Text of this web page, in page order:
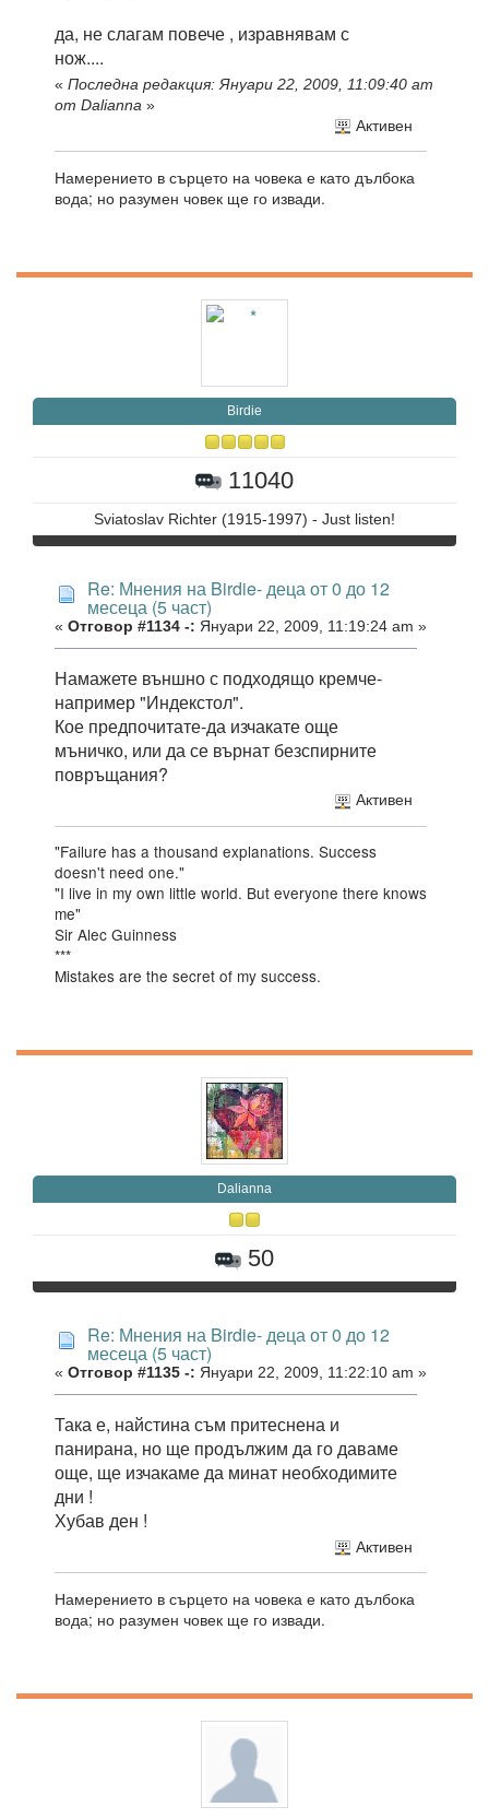
да, не слагам повече , изравнявам с
нож....
« Последна редакция: Януари 22, 2009, 11:09:40 am
от Daliаnna »
Активен
Намерението в сърцето на човека е като дълбока
вода; но разумен човек ще го извади.
Birdie
11040
Sviatoslav Richter (1915-1997) - Just listen!
Re: Мнения на Birdie- деца от 0 до 12
месеца (5 част)
« Отговор #1134 -: Януари 22, 2009, 11:19:24 am »
Намажете външно с подходящо кремче-
например "Индекстол".
Кое предпочитате-да изчакате още
мъничко, или да се върнат безспирните
повръщания?
Активен
"Failure has a thousand explanations. Success
doesn't need one."
"I live in my own little world. But everyone there knows
me"
Sir Alec Guinness
***
Mistakes are the secret of my success.
Daliаnna
50
Re: Мнения на Birdie- деца от 0 до 12
месеца (5 част)
« Отговор #1135 -: Януари 22, 2009, 11:22:10 am »
Така е, найстина съм притеснена и
панирана, но ще продължим да го даваме
още, ще изчакаме да минат необходимите
дни !
Хубав ден !
Активен
Намерението в сърцето на човека е като дълбока
вода; но разумен човек ще го извади.